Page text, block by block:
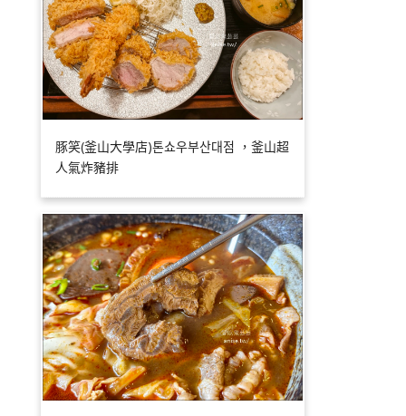
豚笑(釜山大學店)톤쇼우부산대점 ，釜山超
人氣炸豬排